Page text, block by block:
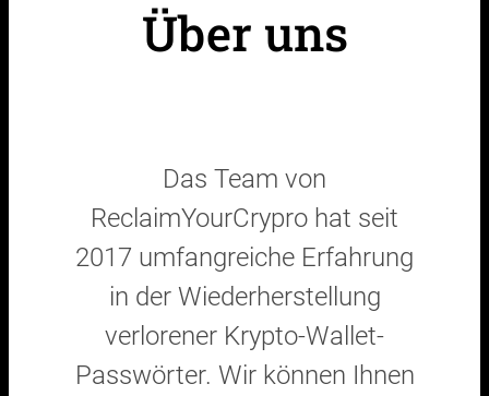
Über uns
Das Team von
ReclaimYourCrypro hat seit
2017 umfangreiche Erfahrung
in der Wiederherstellung
verlorener Krypto-Wallet-
Passwörter. Wir können Ihnen